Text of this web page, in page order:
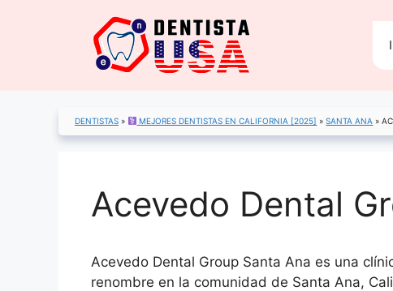
DENTISTAS » MEJORES DENTISTAS EN CALIFORNIA [2025] »SANTA ANA »
Acevedo Dental
Acevedo Dental Group Santa Ana es una
renombre en la comunidad de Santa Ana,